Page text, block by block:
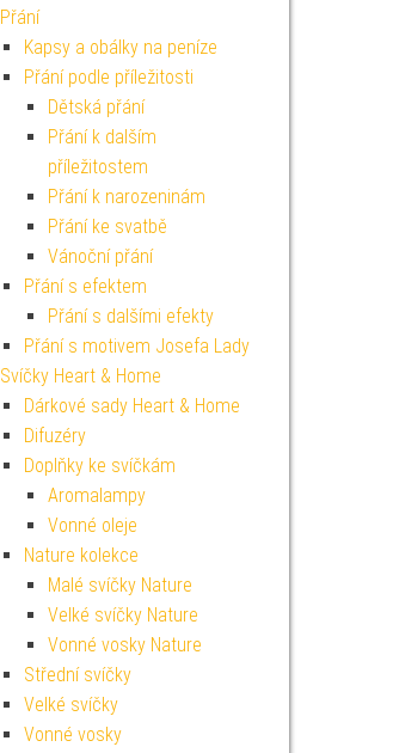
Přání
Kapsy a obálky na peníze
Přání podle příležitosti
Dětská přání
Přání k dalším
příležitostem
Přání k narozeninám
Přání ke svatbě
Vánoční přání
Přání s efektem
Přání s dalšími efekty
Přání s motivem Josefa Lady
Svíčky Heart & Home
Dárkové sady Heart & Home
Difuzéry
Doplňky ke svíčkám
Aromalampy
Vonné oleje
Nature kolekce
Malé svíčky Nature
Velké svíčky Nature
Vonné vosky Nature
Střední svíčky
Velké svíčky
Vonné vosky